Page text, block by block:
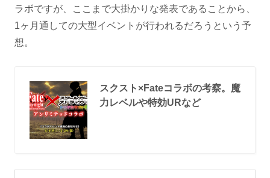
ラボですが、ここまで大掛かりな発表であることから、
1ヶ月通しての大型イベントが行われるだろうという予
想。
スクスト×Fateコラボの考察。魔
力レベルや特効URなど